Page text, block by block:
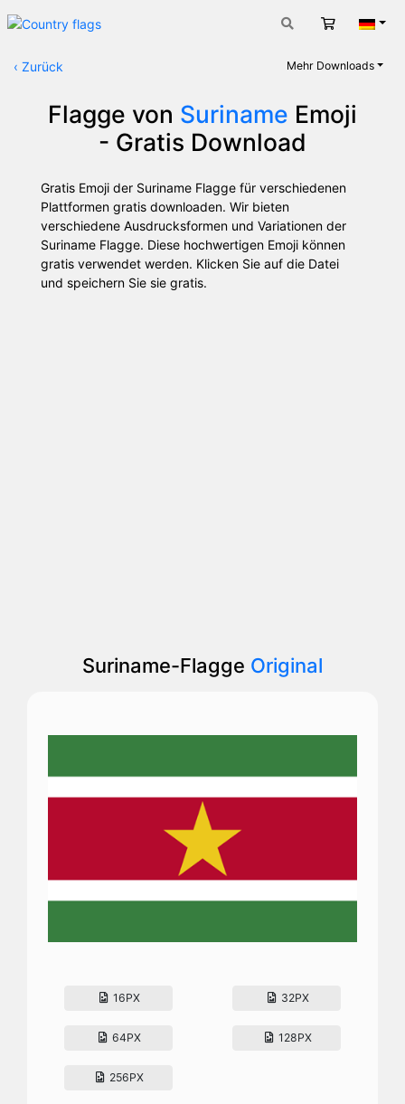
Warenkorb
‹ Zurück Mehr Downloads
Flagge von Suriname Emoji
- Gratis Download
Gratis Emoji der Suriname Flagge für verschiedenen
Plattformen gratis downloaden. Wir bieten
verschiedene Ausdrucksformen und Variationen der
Suriname Flagge. Diese hochwertigen Emoji können
gratis verwendet werden. Klicken Sie auf die Datei
und speichern Sie sie gratis.
Suriname-Flagge Original
16PX 32PX
64PX 128PX
256PX